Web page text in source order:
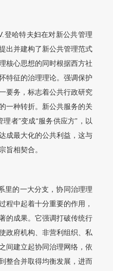
登哈特夫妇在对新公共管理
出并建构了新公共管理范式
核心思想的同时根据西方社
特征的治理理论。强调保护
要务，标志着公共行政研究
一种转折。新公共服务的关
者”变成“服务供应方”，以
成最大化的公共利益，这与
旨相契合。
里的一大分支，协同治理理
程中起着十分重要的作用，
的成果。它强调打破传统行
政府机构、非营利组织、私
间建立起协同治理网络，依
整合并取得均衡发展，进而